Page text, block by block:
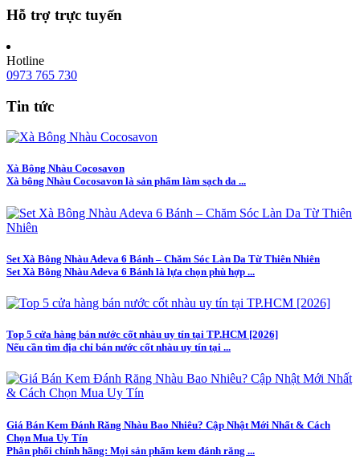
Hỗ trợ trực tuyến
Hotline
0973 765 730
Tin tức
Xà Bông Nhàu Cocosavon
Xà bông Nhàu Cocosavon là sản phẩm làm sạch da ...
Set Xà Bông Nhàu Adeva 6 Bánh – Chăm Sóc Làn Da Từ Thiên Nhiên
Set Xà Bông Nhàu Adeva 6 Bánh là lựa chọn phù hợp ...
Top 5 cửa hàng bán nước cốt nhàu uy tín tại TP.HCM [2026]
Nếu cần tìm địa chỉ bán nước cốt nhàu uy tín tại ...
Giá Bán Kem Đánh Răng Nhàu Bao Nhiêu? Cập Nhật Mới Nhất & Cách
Chọn Mua Uy Tín
Phân phối chính hãng: Mọi sản phẩm kem đánh răng ...